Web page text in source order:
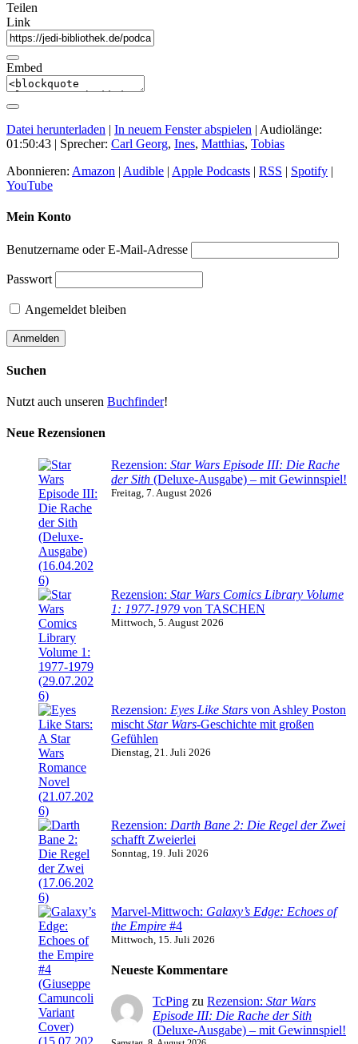
Teilen
Link
Embed
Datei herunterladen | In neuem Fenster abspielen | Audiolänge:
01:50:43 | Sprecher: Carl Georg, Ines, Matthias, Tobias
Abonnieren: Amazon | Audible | Apple Podcasts | RSS | Spotify |
YouTube
Mein Konto
Benutzername oder E-Mail-Adresse
Passwort
Angemeldet bleiben
Suchen
Nutzt auch unseren Buchfinder!
Neue Rezensionen
Rezension: Star Wars Episode III: Die Rache
der Sith (Deluxe-Ausgabe) – mit Gewinnspiel!
Freitag, 7. August 2026
Rezension: Star Wars Comics Library Volume
1: 1977-1979 von TASCHEN
Mittwoch, 5. August 2026
Rezension: Eyes Like Stars von Ashley Poston
mischt Star Wars-Geschichte mit großen
Gefühlen
Dienstag, 21. Juli 2026
Rezension: Darth Bane 2: Die Regel der Zwei
schafft Zweierlei
Sonntag, 19. Juli 2026
Marvel-Mittwoch: Galaxy’s Edge: Echoes of
the Empire #4
Mittwoch, 15. Juli 2026
Neueste Kommentare
TcPing zu Rezension: Star Wars
Episode III: Die Rache der Sith
(Deluxe-Ausgabe) – mit Gewinnspiel!